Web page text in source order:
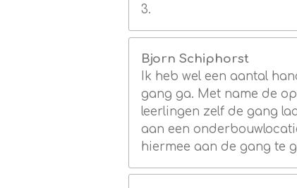
3.
Bjorn Schiphorst
Ik heb wel een aantal
gang ga. Met name de
leerlingen zelf de gang
aan een
hiermee aan de gang te